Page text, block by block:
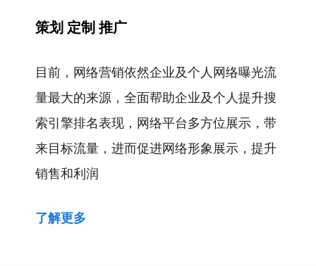
策划 定制 推广
目前，网络营销依然企业及个人网络曝光流
量最大的来源，全面帮助企业及个人提升搜
索引擎排名表现，网络平台多方位展示，带
来目标流量，进而促进网络形象展示，提升
销售和利润
了解更多